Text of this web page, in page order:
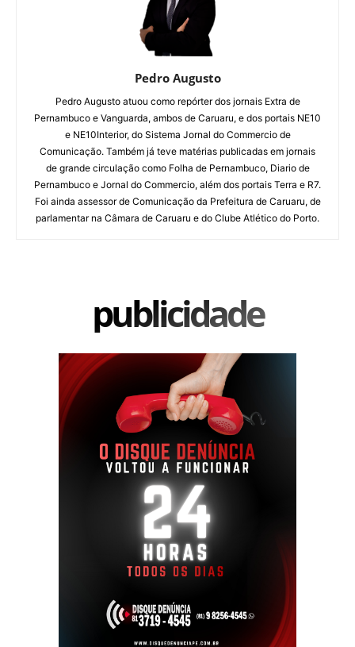
Pedro Augusto
Pedro Augusto atuou como repórter dos jornais Extra de
Pernambuco e Vanguarda, ambos de Caruaru, e dos portais NE10
e NE10Interior, do Sistema Jornal do Commercio de
Comunicação. Também já teve matérias publicadas em jornais
de grande circulação como Folha de Pernambuco, Diario de
Pernambuco e Jornal do Commercio, além dos portais Terra e R7.
Foi ainda assessor de Comunicação da Prefeitura de Caruaru, de
parlamentar na Câmara de Caruaru e do Clube Atlético do Porto.
publicidade